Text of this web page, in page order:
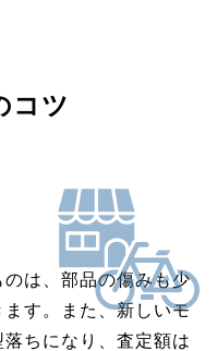
コツ
は、部品の傷みも少
す。また、新しいモ
ちになり、査定額は